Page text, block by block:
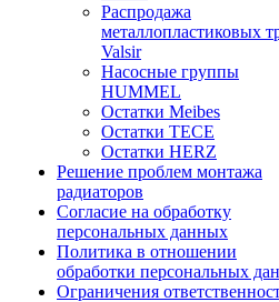
Распродажа
металлопластиковых
Valsir
Насосные группы
HUMMEL
Остатки Meibes
Остатки ТЕСЕ
Остатки HERZ
Решение проблем монтажа
радиаторов
Согласие на обработку
персональных данных
Политика в отношении
обработки персональных
Ограничения